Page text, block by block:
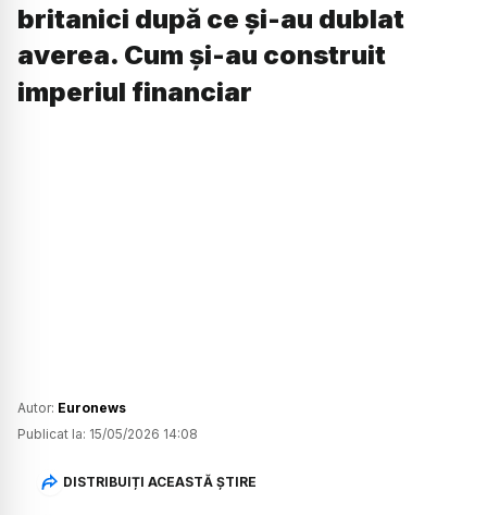
britanici după ce și-au dublat
averea. Cum și-au construit
imperiul financiar
Autor: Euronews
Publicat la: 15/05/2026 14:08
DISTRIBUIȚI ACEASTĂ ȘTIRE